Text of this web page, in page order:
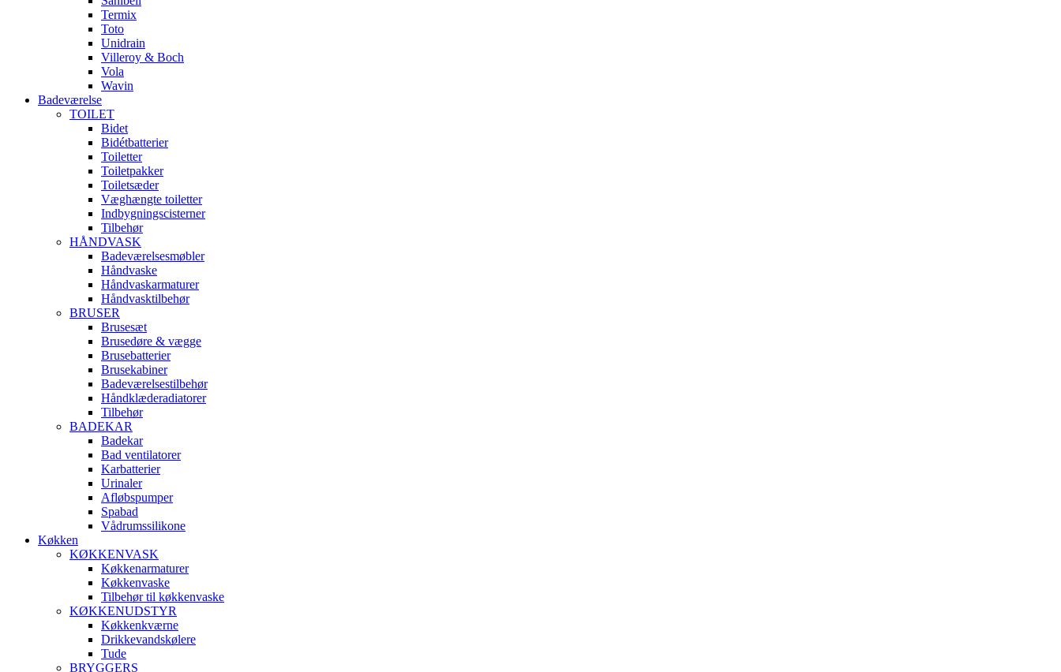
Termix
Toto
Unidrain
Villeroy & Boch
Vola
Wavin
Badeværelse
TOILET
Bidet
Bidétbatterier
Toiletter
Toiletpakker
Toiletsæder
Væghængte toiletter
Indbygningscisterner
Tilbehør
HÅNDVASK
Badeværelsesmøbler
Håndvaske
Håndvaskarmaturer
Håndvasktilbehør
BRUSER
Brusesæt
Brusedøre & vægge
Brusebatterier
Brusekabiner
Badeværelsestilbehør
Håndklæderadiatorer
Tilbehør
BADEKAR
Badekar
Bad ventilatorer
Karbatterier
Urinaler
Afløbspumper
Spabad
Vådrumssilikone
Køkken
KØKKENVASK
Køkkenarmaturer
Køkkenvaske
Tilbehør til køkkenvaske
KØKKENUDSTYR
Køkkenkværne
Drikkevandskølere
Tude
BRYGGERS